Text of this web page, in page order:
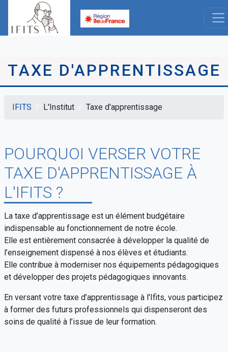
contenu
TAXE D'APPRENTISSAGE
IFITS L'Institut Taxe d'apprentissage
POURQUOI VERSER VOTRE
TAXE D'APPRENTISSAGE À
L'IFITS ?
La taxe d’apprentissage est un élément budgétaire
indispensable au fonctionnement de notre école.
Elle est entièrement consacrée à développer la qualité de
l’enseignement dispensé à nos élèves et étudiants.
Elle contribue à moderniser nos équipements pédagogiques
et développer des projets pédagogiques innovants.
En versant votre taxe d’apprentissage à l'Ifits, vous participez
à former des futurs professionnels qui dispenseront des
soins de qualité à l’issue de leur formation.